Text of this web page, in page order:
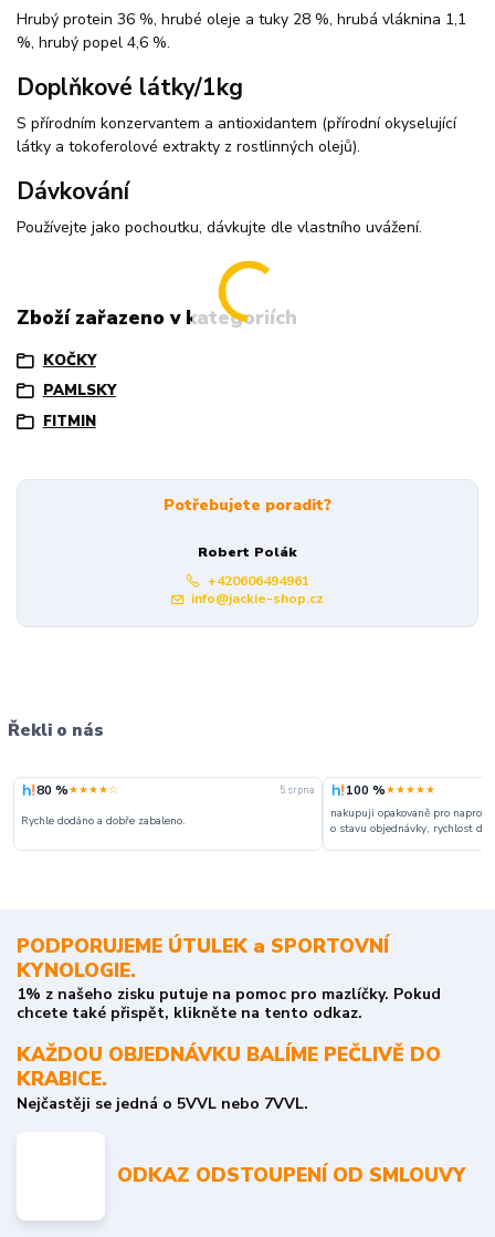
Hrubý protein 36 %, hrubé oleje a tuky 28 %, hrubá vláknina 1,1
%, hrubý popel 4,6 %.
Doplňkové látky/1kg
S přírodním konzervantem a antioxidantem (přírodní okyselující
látky a tokoferolové extrakty z rostlinných olejů).
Dávkování
Používejte jako pochoutku, dávkujte dle vlastního uvážení.
Zboží zařazeno v kategoriích
KOČKY
PAMLSKY
FITMIN
Potřebujete poradit?
Robert Polák
+420606494961
info@jackie-shop.cz
Řekli o nás
80 %★★★★☆ 5. srpna
Rychle dodáno a dobře zabaleno.
100 %★★★★★
nakupuji opakovaně pro
o stavu objednávky, rychlost
PODPORUJEME ÚTULEK a SPORTOVNÍ
KYNOLOGIE.
1% z našeho zisku putuje na pomoc pro mazlíčky. Pokud
chcete také přispět, klikněte na tento odkaz.
KAŽDOU OBJEDNÁVKU BALÍME PEČLIVĚ DO
KRABICE.
Nejčastěji se jedná o 5VVL nebo 7VVL.
ODKAZ ODSTOUPENÍ OD SMLOUVY